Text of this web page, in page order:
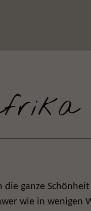
-
die ganze
wie in wenigen